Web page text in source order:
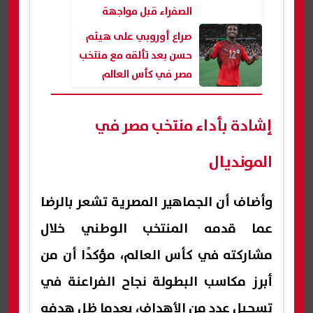
الصفراء قبل مواجهة
المغرب في كأس العالم
2026
صراع أوروبي على هيثم
حسن بعد تألقه مع منتخب
مصر في كأس العالم
إشادة بأداء منتخب مصر في
المونديال
وأضاف أن الجماهير المصرية تشعر بالرضا
عما قدمه المنتخب الوطني خلال
مشاركته في كأس العالم، مؤكدًا أن من
أبرز مكاسب البطولة نجاح الفراعنة في
تسجيل عدد من الأهداف، بعدما ظل هدفه